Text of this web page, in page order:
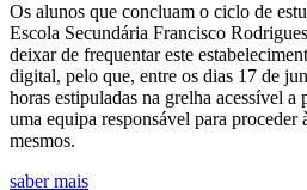
Os alunos que concluam o ciclo de
Escola Secundária Francisco
deixar de frequentar este
digital, pelo que, entre os dias 17 de
horas estipuladas na grelha acessível
uma equipa responsável para proceder
mesmos.
saber mais